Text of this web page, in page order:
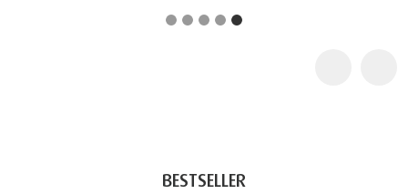
BESTSELLER